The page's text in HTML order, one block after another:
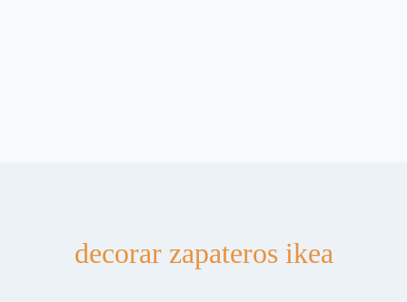
decorar zapateros ikea